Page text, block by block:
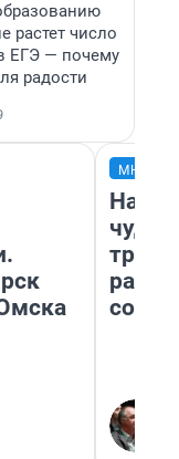
растет число
ЕГЭ — почему
радости